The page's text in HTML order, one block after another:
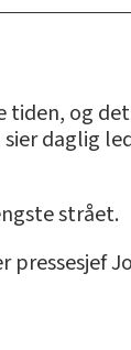
tiden, og
daglig
strået.